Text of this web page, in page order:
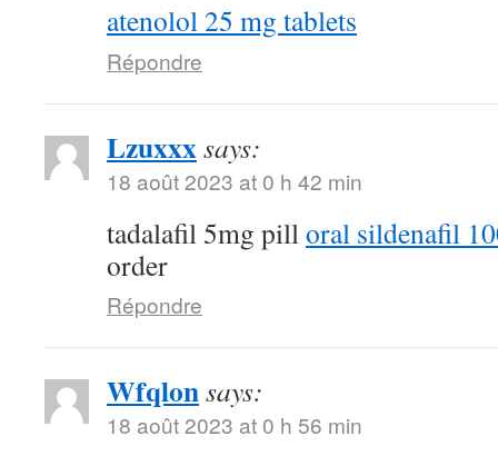
atenolol 25 mg tablets
Répondre
Lzuxxxsays:
18 août 2023 at 0 h 42 min
tadalafil 5mg pilloral sildenafil
order
Répondre
Wfqlonsays:
18 août 2023 at 0 h 56 min